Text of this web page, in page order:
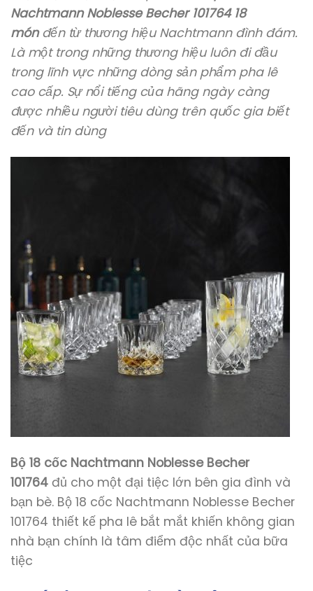
Nachtmann Noblesse Becher 101764 18
mónđến từ thương hiệu Nachtmann đình đám.
Là một trong những thương hiệu luôn đi đầu
trong lĩnh vực những dòng sản phẩm pha lê
cao cấp. Sự nổi tiếng của hãng ngày càng
được nhiều người tiêu dùng trên quốc gia biết
đến và tin dùng
Bộ 18 cốc Nachtmann Noblesse Becher
101764 đủ cho một đại tiệc lớn bên gia đình và
bạn bè. Bộ 18 cốc Nachtmann Noblesse Becher
101764 thiết kế pha lê bắt mắt khiến không gian
nhà bạn chính là tâm điểm độc nhất của bữa
tiệc